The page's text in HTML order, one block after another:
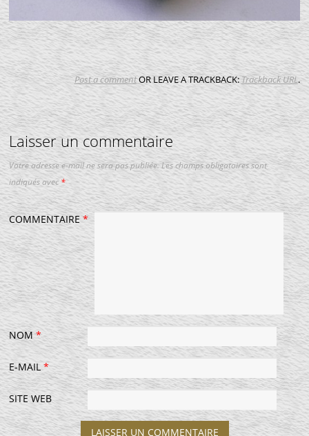
Post a commentOR LEAVE A TRACKBACK:Trackback URL.
Laisser un commentaire
Votre adresse e-mail ne sera pas publiée. Les champs obligatoires sont
indiqués avec *
COMMENTAIRE*
NOM*
E-MAIL*
SITE WEB